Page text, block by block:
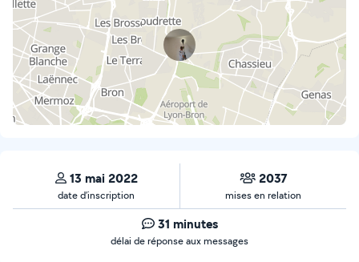
13 mai 2022
date d’inscription
2037
mises en relation
31 minutes
délai de réponse aux messages